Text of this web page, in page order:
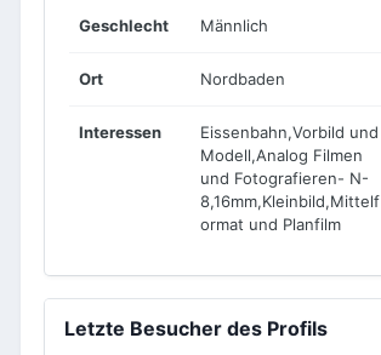
Geschlecht Männlich
Ort Nordbaden
Interessen
Eissenbahn,Vorbild und
Modell,Analog Filmen
und Fotografieren- N-
8,16mm,Kleinbild,Mittelf
ormat und Planfilm
Letzte Besucher des Profils